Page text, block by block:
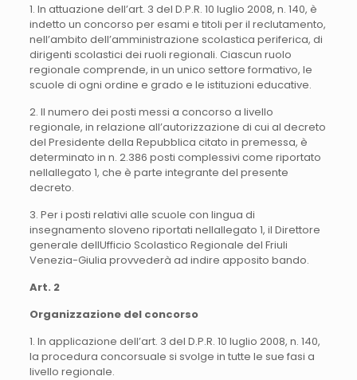
1. In attuazione dell’art. 3 del D.P.R. 10 luglio 2008, n. 140, è
indetto un concorso per esami e titoli per il reclutamento,
nell’ambito dell’amministrazione scolastica periferica, di
dirigenti scolastici dei ruoli regionali. Ciascun ruolo
regionale comprende, in un unico settore formativo, le
scuole di ogni ordine e grado e le istituzioni educative.
2. Il numero dei posti messi a concorso a livello
regionale, in relazione all’autorizzazione di cui al decreto
del Presidente della Repubblica citato in premessa, è
determinato in n. 2.386 posti complessivi come riportato
nellallegato 1, che è parte integrante del presente
decreto.
3. Per i posti relativi alle scuole con lingua di
insegnamento sloveno riportati nellallegato 1, il Direttore
generale dellUfficio Scolastico Regionale del Friuli
Venezia-Giulia provvederà ad indire apposito bando.
Art. 2
Organizzazione del concorso
1. In applicazione dell’art. 3 del D.P.R. 10 luglio 2008, n. 140,
la procedura concorsuale si svolge in tutte le sue fasi a
livello regionale.